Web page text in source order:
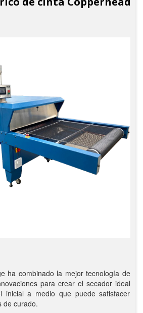
ha combinado la mejor tecnología de
para crear el secador ideal
inicial a medio que puede satisfacer
de curado.